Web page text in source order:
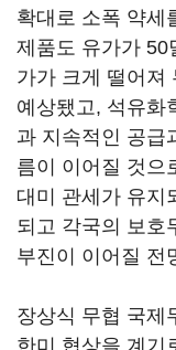
확대로 소폭 약세
제품도 유가가 50
가가 크게 떨어져
예상됐고, 석유화
과 지속적인 공급
름이 이어질 것으
대미 관세가 유지
되고 각국의 보호
부진이 이어질 전
장상식 무협 국제
한미 협상을 계기